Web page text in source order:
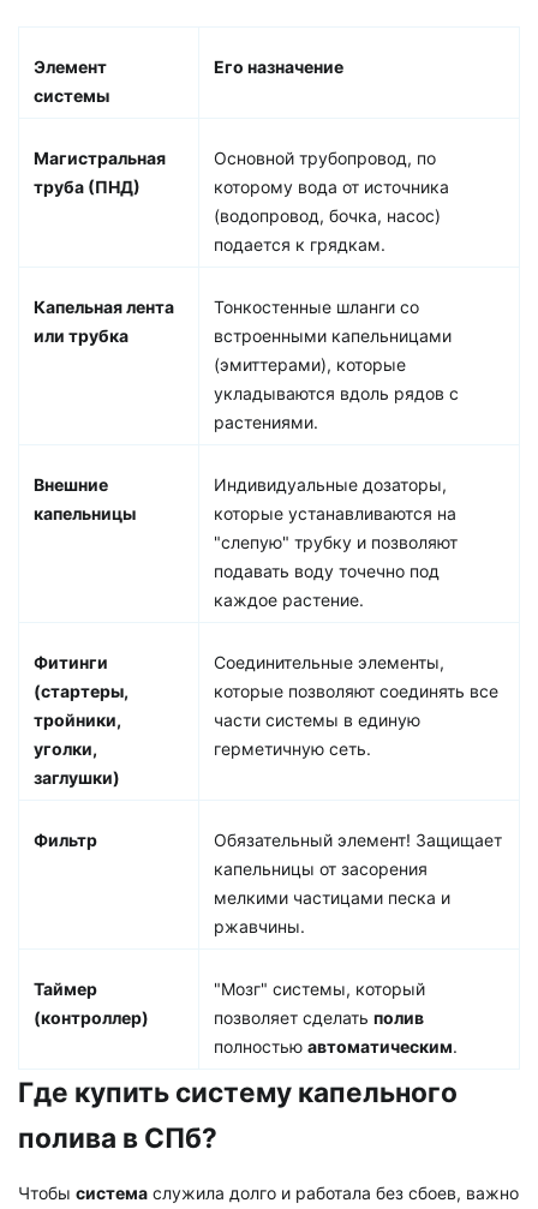
Элемент
системы
Его назначение
Магистральная
труба (ПНД)
Основной трубопровод, по
которому вода от источника
(водопровод, бочка, насос)
подается к грядкам.
Капельная лента
или трубка
Тонкостенные шланги со
встроенными капельницами
(эмиттерами), которые
укладываются вдоль рядов с
растениями.
Внешние
капельницы
Индивидуальные дозаторы,
которые устанавливаются на
"слепую" трубку и позволяют
подавать воду точечно под
каждое растение.
Фитинги
(стартеры,
тройники,
уголки,
заглушки)
Соединительные элементы,
которые позволяют соединять все
части системы в единую
герметичную сеть.
Фильтр
Обязательный элемент! Защищает
капельницы от засорения
мелкими частицами песка и
ржавчины.
Таймер
(контроллер)
"Мозг" системы, который
позволяет сделать полив
полностью автоматическим.
Где купить систему капельного
полива в СПб?
Чтобы система служила долго и работала без сбоев, важно